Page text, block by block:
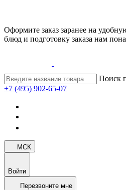
Оформите заказ заранее на
блюд и подготовку заказа нам
Поиск
+7 (495) 902-65-07
МСК
Войти
Перезвоните мне